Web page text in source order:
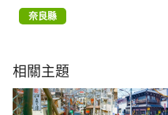
奈良縣
相關主題